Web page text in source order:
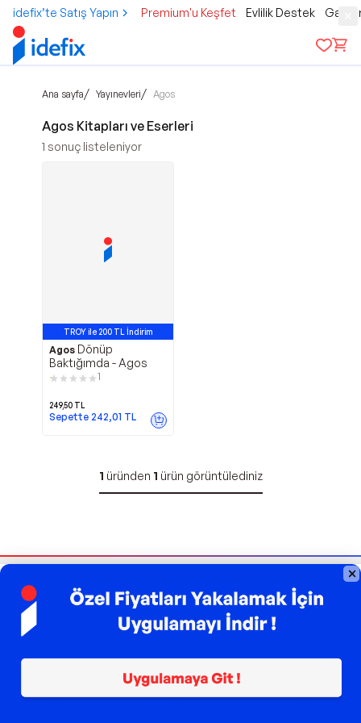
idefix’te Satış Yapın Premium'u Keşfet Evlilik Destek
Ana sayfa/ Yayınevleri/ Agos
Agos Kitapları ve Eserleri
1 sonuç listeleniyor
TROY ile 200 TL İndirim
Agos Dönüp
Baktığımda - Agos
1
249,50 TL
Sepette 242,01 TL
1 üründen 1 ürün görüntülediniz
Bizi Takip Edin